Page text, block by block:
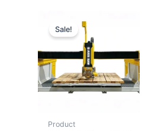
Uzbek
Polish
Hindi
Sale!
Product